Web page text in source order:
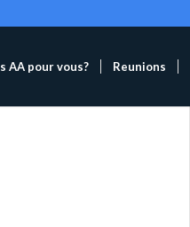
AA pour vous? Reunions